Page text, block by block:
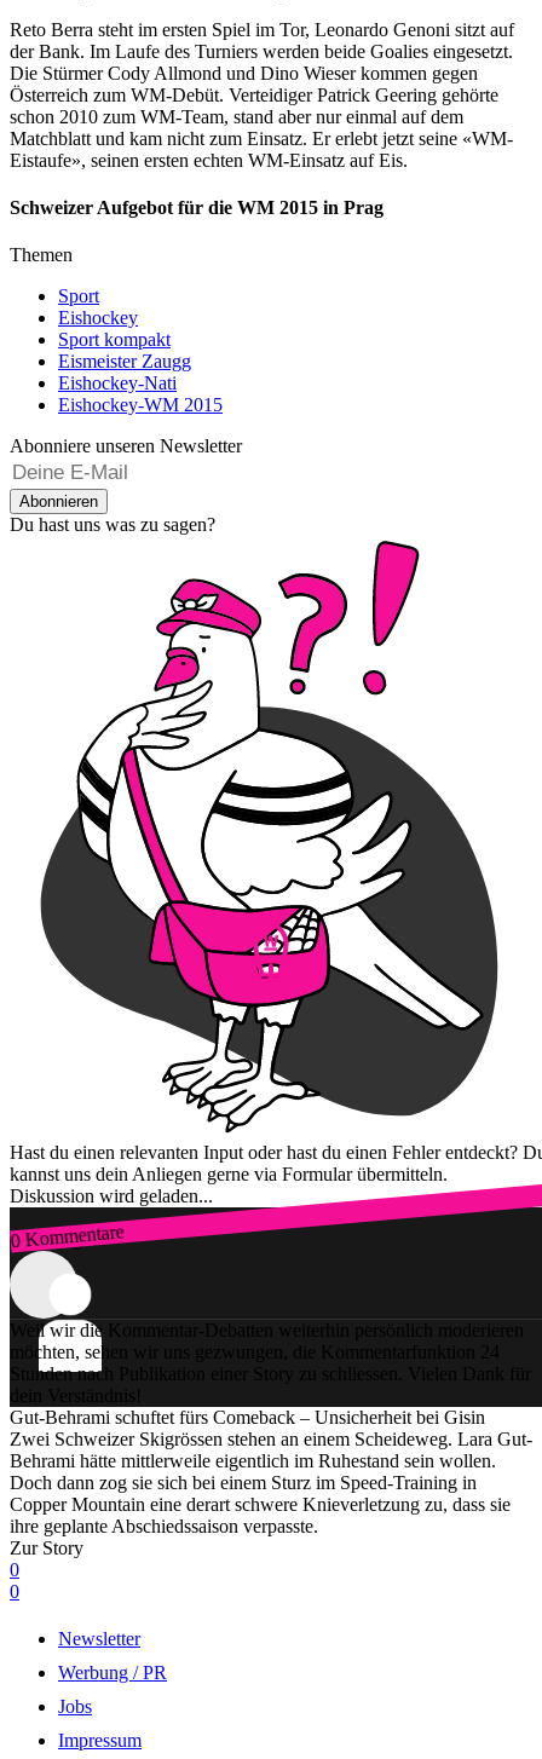
Reto Berra steht im ersten Spiel im Tor, Leonardo Genoni sitzt auf
der Bank. Im Laufe des Turniers werden beide Goalies eingesetzt.
Die Stürmer Cody Allmond und Dino Wieser kommen gegen
Österreich zum WM-Debüt. Verteidiger Patrick Geering gehörte
schon 2010 zum WM-Team, stand aber nur einmal auf dem
Matchblatt und kam nicht zum Einsatz. Er erlebt jetzt seine «WM-
Eistaufe», seinen ersten echten WM-Einsatz auf Eis.
Schweizer Aufgebot für die WM 2015 in Prag
Themen
Sport
Eishockey
Sport kompakt
Eismeister Zaugg
Eishockey-Nati
Eishockey-WM 2015
Abonniere unseren Newsletter
Abonnieren
Du hast uns was zu sagen?
Hast du einen relevanten Input oder hast du einen Fehler entdeckt?
kannst uns dein Anliegen gerne via Formular übermitteln.
Diskussion wird geladen...
0 Kommentare
Zum Login
Weil wir die Kommentar-Debatten weiterhin persönlich moderieren
möchten, sehen wir uns gezwungen, die Kommentarfunktion 24
Stunden nach Publikation einer Story zu schliessen. Vielen Dank für
dein Verständnis!
Gut-Behrami schuftet fürs Comeback – Unsicherheit bei Gisin
Zwei Schweizer Skigrössen stehen an einem Scheideweg. Lara Gut-
Behrami hätte mittlerweile eigentlich im Ruhestand sein wollen.
Doch dann zog sie sich bei einem Sturz im Speed-Training in
Copper Mountain eine derart schwere Knieverletzung zu, dass sie
ihre geplante Abschiedssaison verpasste.
Zur Story
0
0
Newsletter
Werbung / PR
Jobs
Impressum